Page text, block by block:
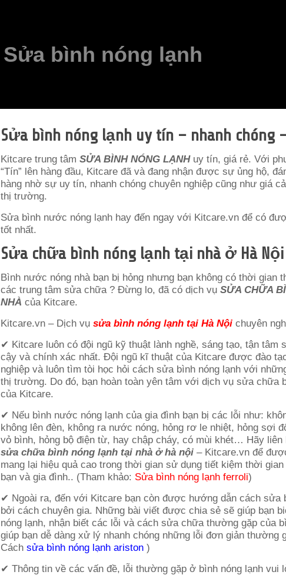
Sửa bình nóng lạnh
Sửa bình nóng lạnh uy tín – nhanh chóng
Kitcare trung tâm SỬA BÌNH NÓNG LẠNHuy tín, giá rẻ. Với
“Tín” lên hàng đầu, Kitcare đã và đang nhận được sự ủng hộ,
hàng nhờ sự uy tín, nhanh chóng chuyên nghiệp cũng như giá
thị trường.
Sửa bình nước nóng lạnh hay đến ngay với Kitcare.vn để có
tốt nhất.
Sửa chữa bình nóng lạnh tại nhà ở Hà Nội
Bình nước nóng nhà bạn bị hỏng nhưng bạn không có thời gian
các trung tâm sửa chữa ? Đừng lo, đã có dịch vụ SỬA CHỮA
NHÀ của Kitcare.
Kitcare.vn – Dịch vụ sửa bình nóng lạnh tại Hà Nộichuyên
✔ Kitcare luôn có đội ngũ kỹ thuật lành nghề, sáng tạo, tận tâm
cậy và chính xác nhất. Đội ngũ kĩ thuật của Kitcare được đào
nghiệp và luôn tìm tòi học hỏi cách sửa bình nóng lạnh với
thị trường. Do đó, bạn hoàn toàn yên tâm với dịch vụ sửa chữa
của Kitcare.
✔ Nếu bình nước nóng lạnh của gia đình bạn bị các lỗi như:
không lên đèn, không ra nước nóng, hỏng rơ le nhiệt, hỏng sợi
vỏ bình, hỏng bộ điện từ, hay chập cháy, có mùi khét… Hãy
sửa chữa bình nóng lạnh tại nhà ở hà nội– Kitcare.vn để
mang lại hiệu quả cao trong thời gian sử dụng tiết kiệm thời
bạn và gia đình.. (Tham khảo: Sửa bình nóng lạnh ferroli)
✔ Ngoài ra, đến với Kitcare bạn còn được hướng dẫn cách sửa
bởi cách chuyên gia. Những bài viết được chia sẻ sẽ giúp bạn
nóng lạnh, nhận biết các lỗi và cách sửa chữa thường gặp của
giúp bạn dễ dàng xử lý nhanh chóng những lỗi đơn giản thường
Cách sửa bình nóng lạnh ariston)
✔ Thông tin về các vấn đề, lỗi thường gặp ở bình nóng lạnh vui